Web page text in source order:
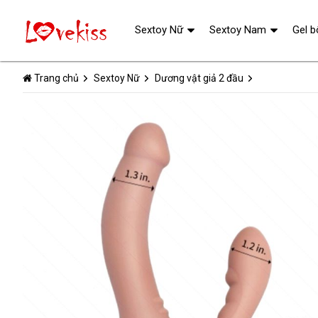
Trang chủ Sextoy Nữ Dương vật giả 2 đầu
Sextoy Nữ Sextoy Nam Gel